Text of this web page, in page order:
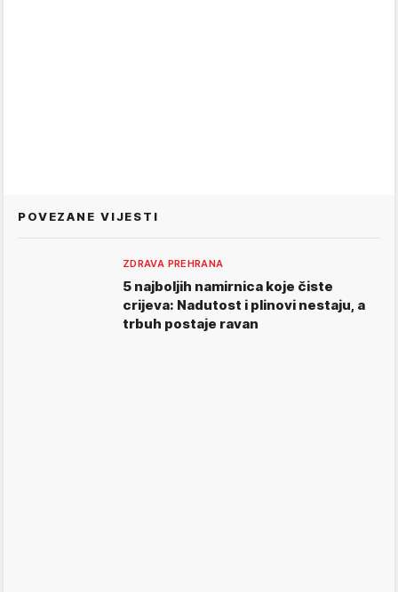
POVEZANE VIJESTI
ZDRAVA PREHRANA
5 najboljih namirnica koje čiste
crijeva: Nadutost i plinovi nestaju, a
trbuh postaje ravan